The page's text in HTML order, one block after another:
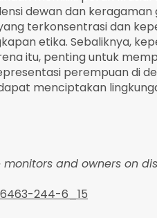
dewan dan
terkonsentrasi dan
etika. Sebaliknya,
itu, penting untuk
perempuan di
menciptakan
and owners on
244-6_15